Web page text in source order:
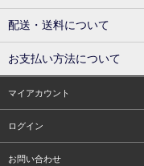
配送・送料について
お支払い方法について
マイアカウント
ログイン
お問い合わせ